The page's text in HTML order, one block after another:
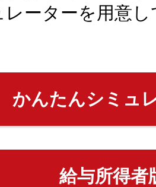
レーターを用意
かんたんシミュ
給与所得者